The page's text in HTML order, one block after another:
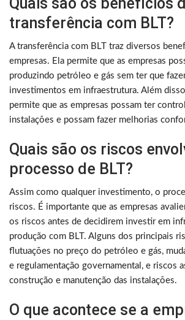
transferência com BLT?
A transferência com BLT traz diversos
empresas. Ela permite que as empresas
produzindo petróleo e gás sem ter que
investimentos em infraestrutura. Além
permite que as empresas possam ter
instalações e possam fazer melhorias
Quais são os riscos
processo de BLT?
Assim como qualquer investimento, o
riscos. É importante que as empresas
os riscos antes de decidirem investir em
produção com BLT. Alguns dos principais
flutuações no preço do petróleo e gás,
e regulamentação governamental, e riscos
construção e manutenção das instalações.
O que acontece se a